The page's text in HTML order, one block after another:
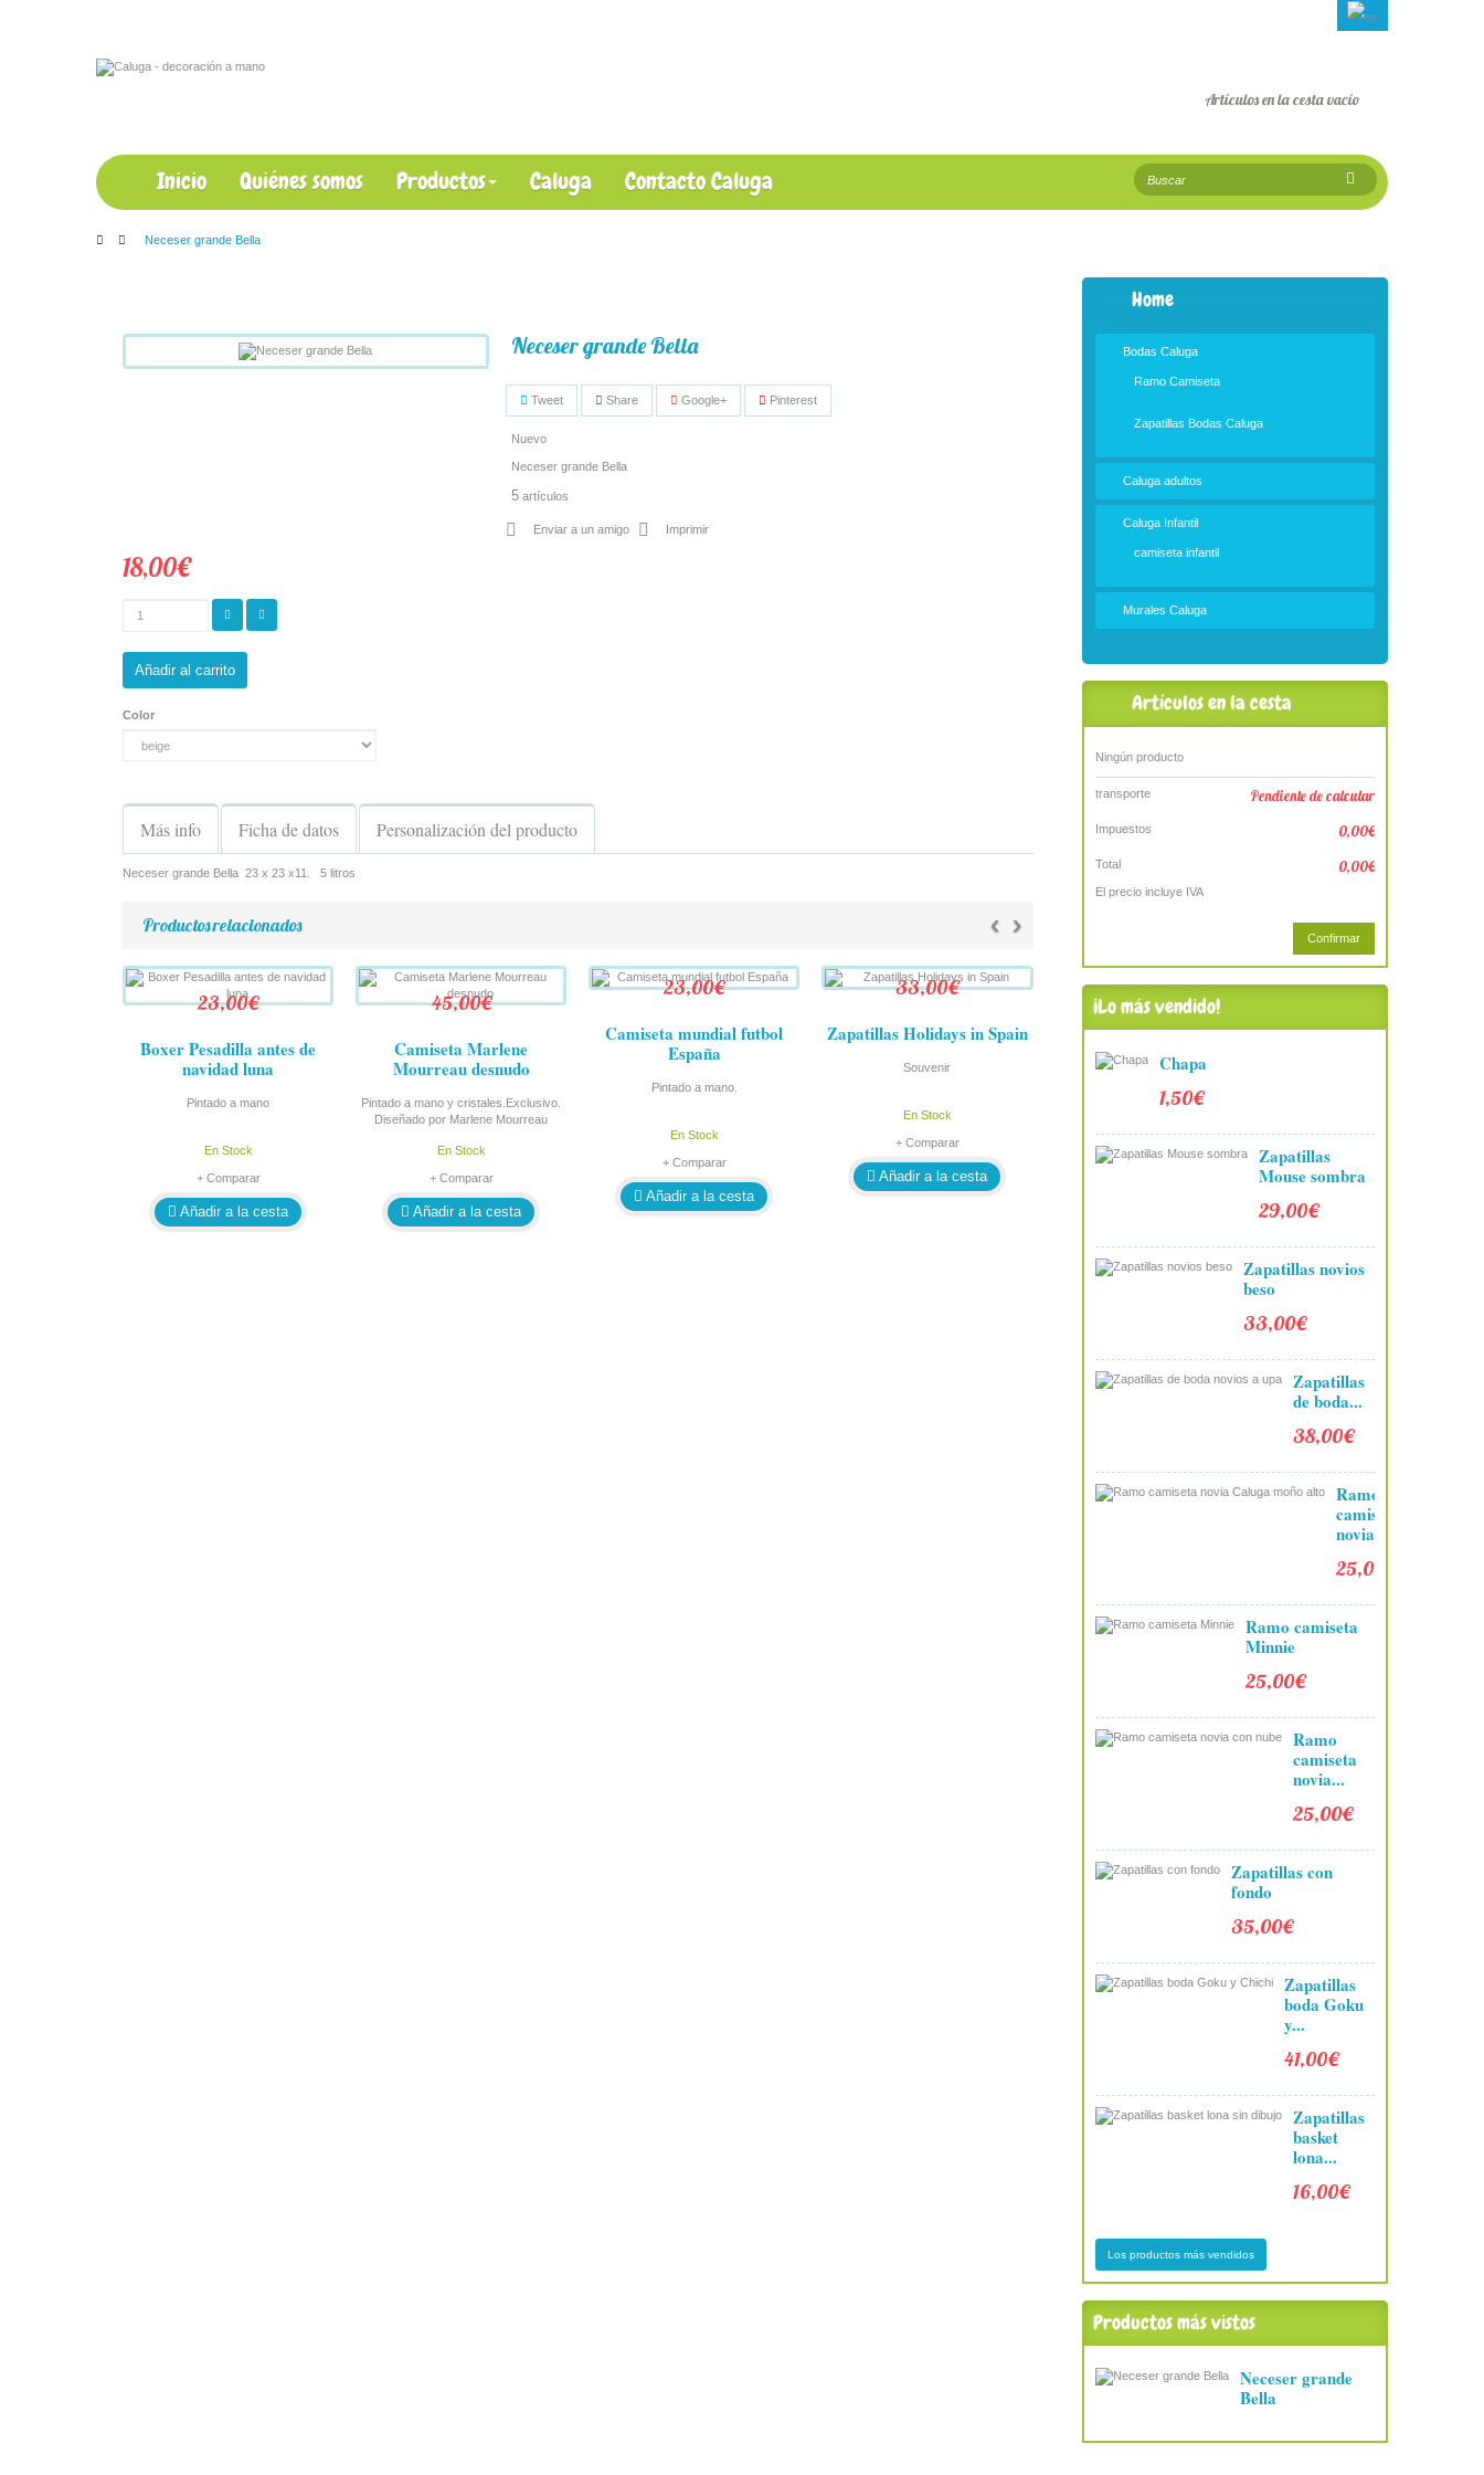
Artículos en la cestavacío
Inicio Quiénes somos Productos Caluga Contacto Caluga
> Neceser grande Bella
Neceser grande Bella
Tweet Share Google+ Pinterest
Nuevo
Neceser grande Bella
5 artículos
Enviar a un amigo Imprimir
18,00€
Añadir al carrito
Color
Más info Ficha de datos Personalización del producto
Neceser grande Bella 23 x 23 x11. 5 litros
Productos relacionados ‹ ›
23,00€
Boxer Pesadilla antes de
navidad luna
Pintado a mano
En Stock
+ Comparar
Añadir a la cesta
45,00€
Camiseta Marlene
Mourreau desnudo
Pintado a mano y cristales.Exclusivo.
Diseñado por Marlene Mourreau
En Stock
+ Comparar
Añadir a la cesta
23,00€
Camiseta mundial futbol
España
Pintado a mano.
En Stock
+ Comparar
Añadir a la cesta
33,00€
Zapatillas Holidays in Spain
Souvenir
En Stock
+ Comparar
Añadir a la cesta
Home
Bodas Caluga
Ramo Camiseta
Zapatillas Bodas Caluga
Caluga adultos
Caluga Infantil
camiseta infantil
Murales Caluga
Artículos en la cesta
Ningún producto
Pendiente de calcular
transporte
0,00€
Impuestos
0,00€
Total
El precio incluye IVA
Confirmar
¡Lo más vendido!
Chapa
1,50€
Zapatillas
Mouse sombra
29,00€
Zapatillas novios
beso
33,00€
Zapatillas
de boda...
38,00€
Ramo
camiseta
novia...
25,00€
Ramo camiseta
Minnie
25,00€
Ramo
camiseta
novia...
25,00€
Zapatillas con
fondo
35,00€
Zapatillas
boda Goku
y...
41,00€
Zapatillas
basket
lona...
16,00€
Los productos más vendidos
Productos más vistos
Neceser grande
Bella